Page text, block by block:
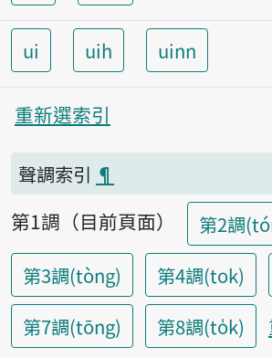
ui uih uinn
重新選索引
聲調索引 ¶
第1調（目前頁面）
第2調
第3調(tòng)
第4調(tok)
第7調(tōng)
第8調(to̍k)